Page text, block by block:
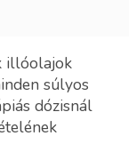
illóolajok
súlyos
dózisnál